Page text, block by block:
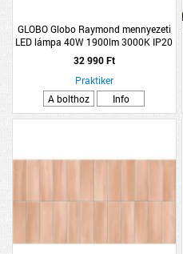
GLOBO Globo Raymond mennyezeti
LED lámpa 40W 1900lm 3000K IP20
86x20x11cm pezsgő színű
32 990 Ft
Praktiker
A bolthoz
Info